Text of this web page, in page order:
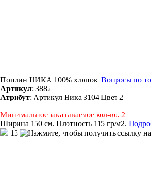
Поплин НИКА 100% хлопок Вопросы по
Артикул: 3882
Атрибут: Артикул Ника 3104 Цвет 2
Минимальное заказываемое кол-во: 2
Ширина 150 см. Плотность 115 гр/м2.
13